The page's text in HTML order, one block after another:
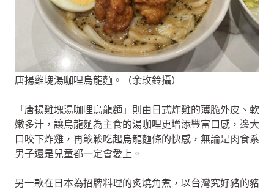
唐揚雞塊湯咖哩烏龍麵。（余玫鈴攝）
「唐揚雞塊湯咖哩烏龍麵」則由日式炸雞的薄脆外皮、軟
嫩多汁，讓烏龍麵為主食的湯咖哩更增添豐富口感，邊大
口咬下炸雞，再簌簌吃起烏龍麵條的快感，無論是肉食系
男子還是兒童都一定會愛上。
另一款在日本為招牌料理的炙燒角煮，以台灣究好豬的豬